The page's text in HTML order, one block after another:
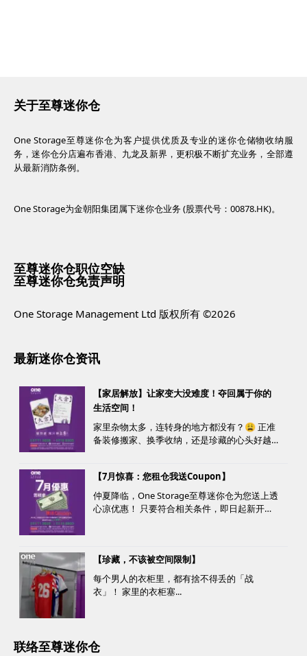
关于至尊迷你仓
One Storage至尊迷你仓为客户提供优质及专业的迷你仓储物收纳服
务，迷你仓分店遍布香港、九龙及新界，更积极不断扩充业务，全部遵
从最新消防条例。
One Storage为金朝阳集团属下迷你仓业务 (股票代号：00878.HK)。
至尊迷你仓职位空缺
至尊迷你仓免责声明
One Storage Management Ltd 版权所有 ©2026
最新迷你仓资讯
【家居解放】让家变大没难度！夺回属于你的
生活空间！
家里杂物太多，连转身的地方都没有？😩 正准
备装修搬家、换季收纳，还是珍藏的心头好越
【7月惊喜：您租仓我送Coupon】
仲夏降临，One Storage至尊迷你仓为您送上透
心凉优惠！ 只要符合相关条件，即日起新开仓
物乐。 优惠详情...
【珍藏，不该被空间限制】
每个男人的衣柜里，都有捨不得丢的「战
衣」！ 家里的衣柜塞...
联络至尊迷你仓